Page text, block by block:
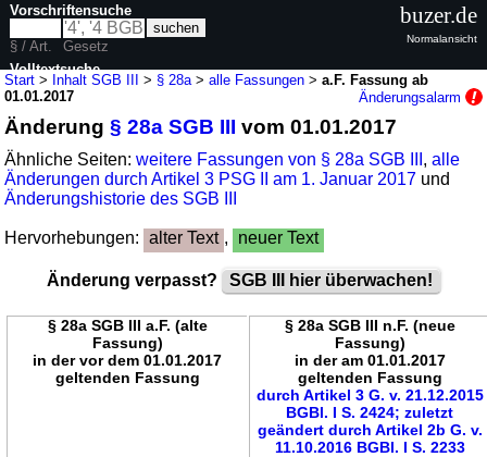
Start > Inhalt SGB III > § 28a >alle Fassungen >a.F. Fassung ab
01.01.2017
Änderungsalarm
Änderung§ 28a SGB III vom 01.01.2017
Ähnliche Seiten:weitere Fassungen von § 28a SGB III ,alle
Änderungen durch Artikel 3 PSG II am 1. Januar 2017 und
Änderungshistorie des SGB III
Hervorhebungen: alter Text , neuer Text
Änderung verpasst? SGB III hier überwachen!
§ 28a SGB III a.F. (alte
Fassung)
in der vor dem 01.01.2017
geltenden Fassung
§ 28a SGB III n.F. (neue
Fassung)
in der am 01.01.2017
geltenden Fassung
durch Artikel 3 G. v. 21.12.2015
BGBl. I S. 2424; zuletzt
geändert durch Artikel 2b G. v.
11.10.2016 BGBl. I S. 2233
Vorschriftensuche
§ / Art.
Gesetz
Volltextsuche
buzer.de
Normalansicht